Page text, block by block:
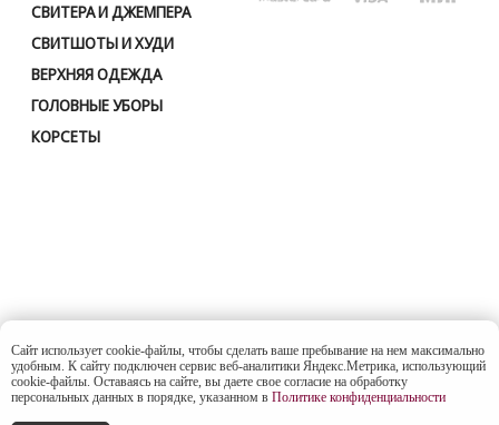
Сайт использует cookie-файлы, чтобы сделать ваше пребывание на нем максимально
удобным. К cайту подключен сервис веб-аналитики Яндекс.Метрика, использующий
cookie-файлы. Оставаясь на сайте, вы даете свое согласие на обработку
персональных данных в порядке, указанном в Политике конфиденциальности